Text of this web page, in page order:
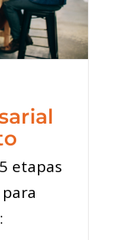
etapas